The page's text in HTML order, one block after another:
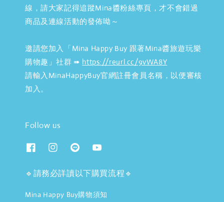
線，請大家記得追蹤Mina醬粉絲專頁，才不會錯過
商品及連線活動的發佈呦～
邀請您加入「Mina Happy Buy 跟著Mina醬旅遊玩樂
購物趣」社群 ➠ https://reurl.cc/9vWA8Y
請輸入MinaHappyBuy官網註冊會員名稱，以便審核
加入。
Follow us
🔹請務必詳讀以下購買流程🔹
Mina Happy Buy購物須知